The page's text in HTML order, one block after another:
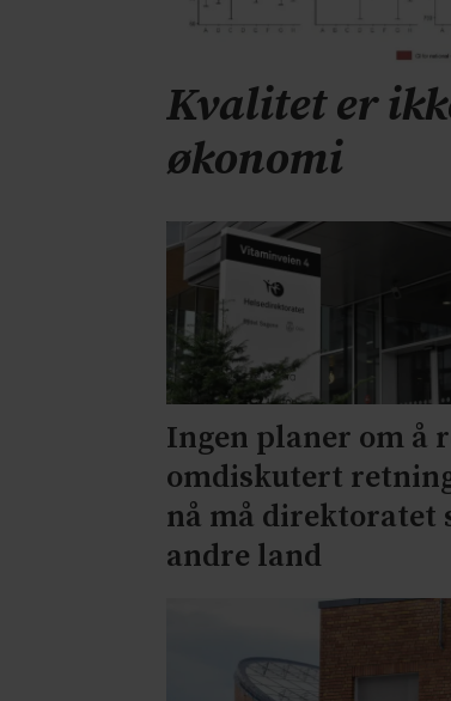
Kvalitet er
økonomi
Ingen planer om å
omdiskutert
nå må direktoratet
andre land